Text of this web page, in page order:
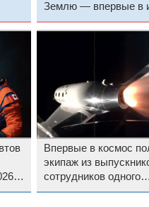
Землю — впервые в
станции
Впервые в космос
экипаж из
сотрудников одного
университета, но